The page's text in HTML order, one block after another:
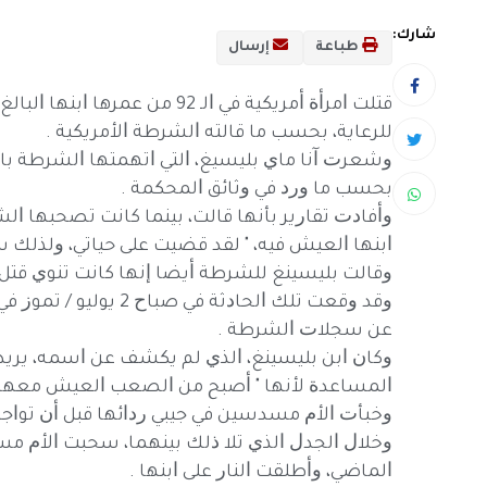
شارك:
طباعة إرسال
ﻟﻠﺮﻋﺎﻳﺔ، ﺑﺤﺴﺐ ﻣﺎ ﻗﺎﻟﺘﻪ ﺍﻟﺸﺮﻃﺔ ﺍﻷﻣﺮﻳﻜﻴﺔ .
ﻭﺷﻌﺮﺕ ﺁﻧﺎ ﻣﺎﻱ ﺑﻠﻴﺴﻴﻎ، ﺍﻟﺘﻲ ﺍﺗﻬﻤﺘﻬﺎ ﺍﻟﺸﺮﻃﺔ
ﺑﺤﺴﺐ ﻣﺎ ﻭﺭﺩ ﻓﻲ ﻭﺛﺎﺋﻖ ﺍﻟﻤﺤﻜﻤﺔ .
ﻭﺃﻓﺎﺩﺕ ﺗﻘﺎﺭﻳﺮ ﺑﺄﻧﻬﺎ ﻗﺎﻟﺖ، ﺑﻴﻨﻤﺎ ﻛﺎﻧﺖ ﺗﺼﺤﺒﻬﺎ
ﺍﺑﻨﻬﺎ ﺍﻟﻌﻴﺶ ﻓﻴﻪ، " ﻟﻘﺪ ﻗﻀﻴﺖ ﻋﻠﻰ ﺣﻴﺎﺗﻲ،
ﻭﻗﺎﻟﺖ ﺑﻠﻴﺴﻴﻨﻎ ﻟﻠﺸﺮﻃﺔ ﺃﻳﻀﺎ ﺇﻧﻬﺎ ﻛﺎﻧﺖ ﺗﻨﻮﻱ
ﻭﻗﺪ ﻭﻗﻌﺖ ﺗﻠﻚ
ﻋﻦ ﺳﺠﻼﺕ ﺍﻟﺸﺮﻃﺔ .
ﻭﻛﺎﻥ ﺍﺑﻦ ﺑﻠﻴﺴﻴﻨﻎ، ﺍﻟﺬﻱ ﻟﻢ ﻳﻜﺸﻒ ﻋﻦ ﺍﺳﻤﻪ، ﻳﺮﻳﺪ
ﺍﻟﻤﺴﺎﻋﺪﺓ ﻷﻧﻬﺎ " ﺃﺻﺒﺢ ﻣﻦ ﺍﻟﺼﻌﺐ ﺍﻟﻌﻴﺶ
ﻭﺧﺒﺄﺕ ﺍﻷﻡ ﻣﺴﺪﺳﻴﻦ ﻓﻲ ﺟﻴﺒﻲ ﺭﺩﺍﺋﻬﺎ ﻗﺒﻞ ﺃﻥ
ﻭﺧﻼﻝ ﺍﻟﺠﺪﻝ ﺍﻟﺬﻱ ﺗﻼ ﺫﻟﻚ ﺑﻴﻨﻬﻤﺎ، ﺳﺤﺒﺖ ﺍﻷﻡ
ﺍﻟﻤﺎﺿﻲ، ﻭﺃﻃﻠﻘﺖ ﺍﻟﻨﺎﺭ ﻋﻠﻰ ﺍﺑﻨﻬﺎ .